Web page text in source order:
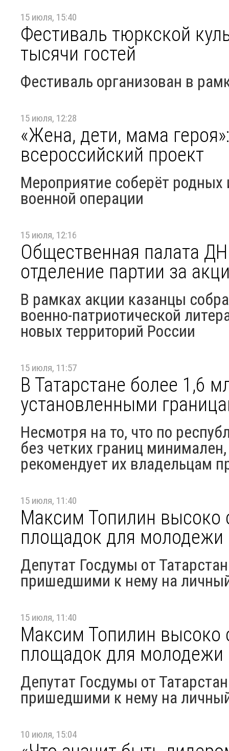
15 июля, 15:40
Фестиваль тюркской
тысячи гостей
Фестиваль организован в
15 июля, 12:28
«Жена, дети, мама
всероссийский проект
Мероприятие соберёт родных
военной операции
15 июля, 12:16
Общественная палата
отделение партии за
В рамках акции казанцы
военно‑патриотической
новых территорий России
15 июля, 11:57
В Татарстане более 1,6
установленными
Несмотря на то, что по
без четких границ
рекомендует их владельцам
15 июля, 11:40
Максим Топилин высоко
площадок для молодежи
Депутат Госдумы от
пришедшими к нему на
15 июля, 11:40
Максим Топилин высоко
площадок для молодежи
Депутат Госдумы от
пришедшими к нему на
10 июля, 15:04